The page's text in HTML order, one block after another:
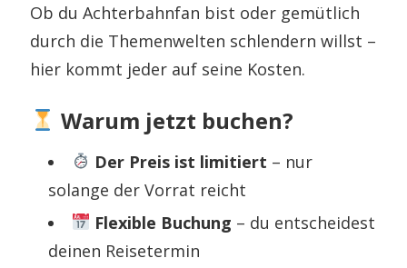
Ob du Achterbahnfan bist oder gemütlich
durch die Themenwelten schlendern willst –
hier kommt jeder auf seine Kosten.
Warum jetzt buchen?
Der Preis ist limitiert – nur
solange der Vorrat reicht
Flexible Buchung – du entscheidest
deinen Reisetermin